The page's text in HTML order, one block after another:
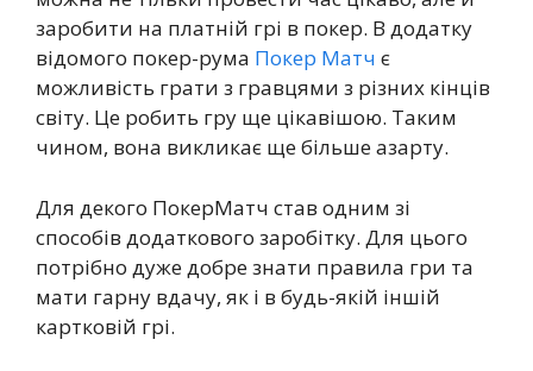
заробити на платній грі в покер. В додатку
відомого покер-рума Покер Матч є
можливість грати з гравцями з різних кінців
світу. Це робить гру ще цікавішою. Таким
чином, вона викликає ще більше азарту.
Для декого ПокерМатч став одним зі
способів додаткового заробітку. Для цього
потрібно дуже добре знати правила гри та
мати гарну вдачу, як і в будь-якій іншій
картковій грі.